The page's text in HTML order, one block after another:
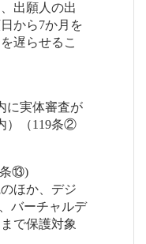
出願人の出
から7か月を
遅らせるこ
に実体審査が
）（119条②
⑬)
ほか、デジ
バーチャルデ
で保護対象